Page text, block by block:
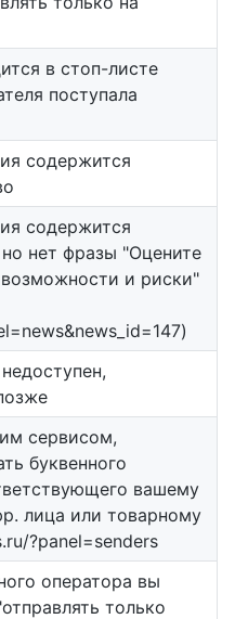
в стоп-листе
поступала
содержится
содержится
нет фразы "Оцените
и риски"
сервисом,
буквенного
вашему
лица или товарному
?panel=senders
оператора вы
только